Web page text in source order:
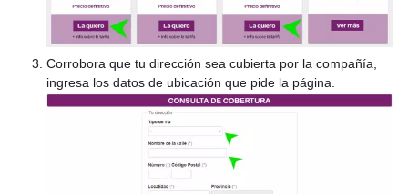
Corrobora que tu dirección sea cubierta por la compañía,
ingresa los datos de ubicación que pide la página.